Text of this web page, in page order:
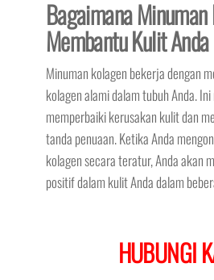
Bagaimana
Membantu Kulit Anda
Minuman kolagen bekerja dengan
kolagen alami dalam tubuh Anda.
memperbaiki kerusakan kulit dan
tanda penuaan. Ketika Anda
kolagen secara teratur, Anda akan
positif dalam kulit Anda dalam
HUBUNGI